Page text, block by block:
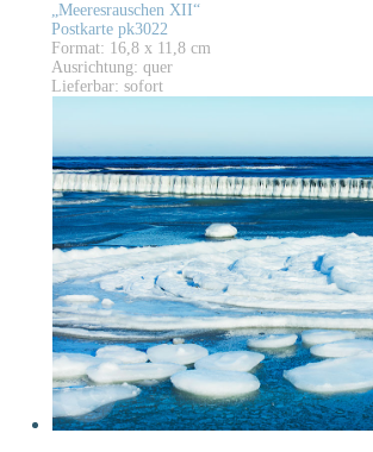
„Meeresrauschen XII“
Postkarte pk3022
Format: 16,8 x 11,8 cm
Ausrichtung: quer
Lieferbar: sofort